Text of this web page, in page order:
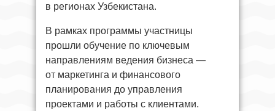
в регионах Узбекистана.
В рамках программы участницы
прошли обучение по ключевым
направлениям ведения бизнеса —
от маркетинга и финансового
планирования до управления
проектами и работы с клиентами.